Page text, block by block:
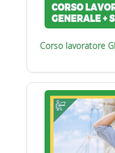
Corso lavoratore